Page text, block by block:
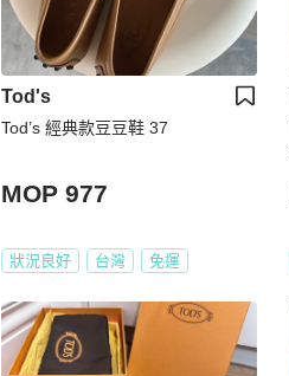
Tod's
Tod’s 經典款豆豆鞋 37
MOP 977
狀況良好 台灣 免運